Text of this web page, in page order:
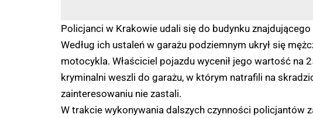
Policjanci w Krakowie udali się do budynku
Według ich ustaleń w garażu podziemnym ukrył się
motocykla. Właściciel pojazdu wycenił jego wartość na
kryminalni weszli do garażu, w którym natrafili na
zainteresowaniu nie zastali.
W trakcie wykonywania dalszych czynności policjantów